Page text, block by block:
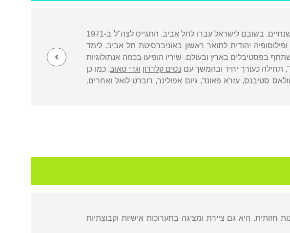
נולד וגדל ברמת גן. בן שמונה הגיע עם משפחתו להוואנה, קובה, לשהות בת שנתיים. בשובם לישראל עברו לתל אביב. התגייס לצה"ל ב-1971
יהודית לתואר ראשון באוניברסיטת תל אביב. לימד
בפסטיבלים בארץ ובעולם. שיריו הופיעו בכמה אנתולוגיות
נסים קלדרון וגדי טאוב. כמו כן
סטיבנס, עזרא פאונד, גיום אפולינר, רוברט לואל ואחרים.
היא גם ציירת ומציגה בתערוכות אישיות וקבוצתיות